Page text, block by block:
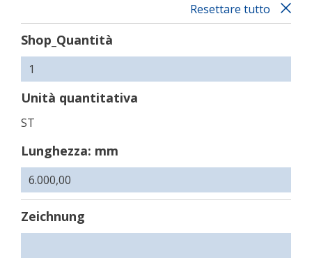
Resettare tutto
Shop_Quantità
Unità quantitativa
ST
Lunghezza: mm
Zeichnung